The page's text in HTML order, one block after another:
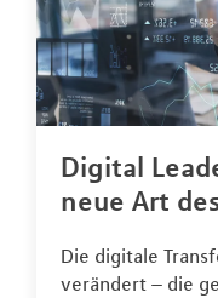
Digital
neue Art
Die digitale
verändert – die